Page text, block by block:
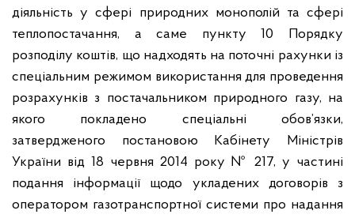
діяльність у сфері природних монополій та сфері
теплопостачання, а саме пункту 10 Порядку
розподілу коштів, що надходять на поточні рахунки із
спеціальним режимом використання для проведення
розрахунків з постачальником природного газу, на
якого покладено спеціальні обов’язки,
затвердженого постановою Кабінету Міністрів
України від 18 червня 2014 року № 217, у частині
подання інформації щодо укладених договорів з
оператором газотранспортної системи про надання